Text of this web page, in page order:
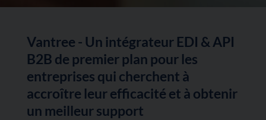
Vantree - Un intégrateur EDI & API
B2B de premier plan pour les
entreprises qui cherchent à
accroître leur efficacité et à obtenir
un meilleur support